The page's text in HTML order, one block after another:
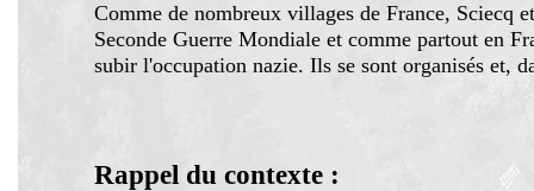
Comme de nombreux villages de France, Sciecq
Seconde Guerre Mondiale et comme partout en
subir l'occupation nazie. Ils se sont organisés et,
Rappel du contexte :